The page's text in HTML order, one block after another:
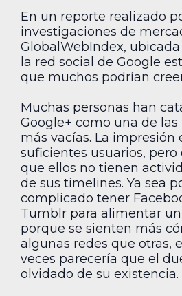
En un reporte realizado
investigaciones de
GlobalWebIndex,
la red social de Google
que muchos podrían
Muchas personas han
Google+ como una de las
más vacías. La impresión
suficientes usuarios, pero
que ellos no tienen
de sus timelines. Ya sea
complicado tener
Tumblr para alimentar
porque se sienten más
algunas redes que otras,
veces parecería que el
olvidado de su existencia.